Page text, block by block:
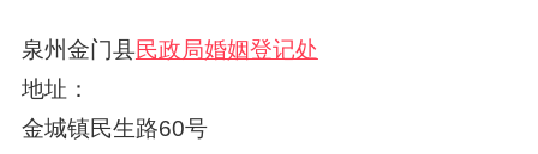
泉州金门县民政局婚姻登记处
地址：
金城镇民生路60号